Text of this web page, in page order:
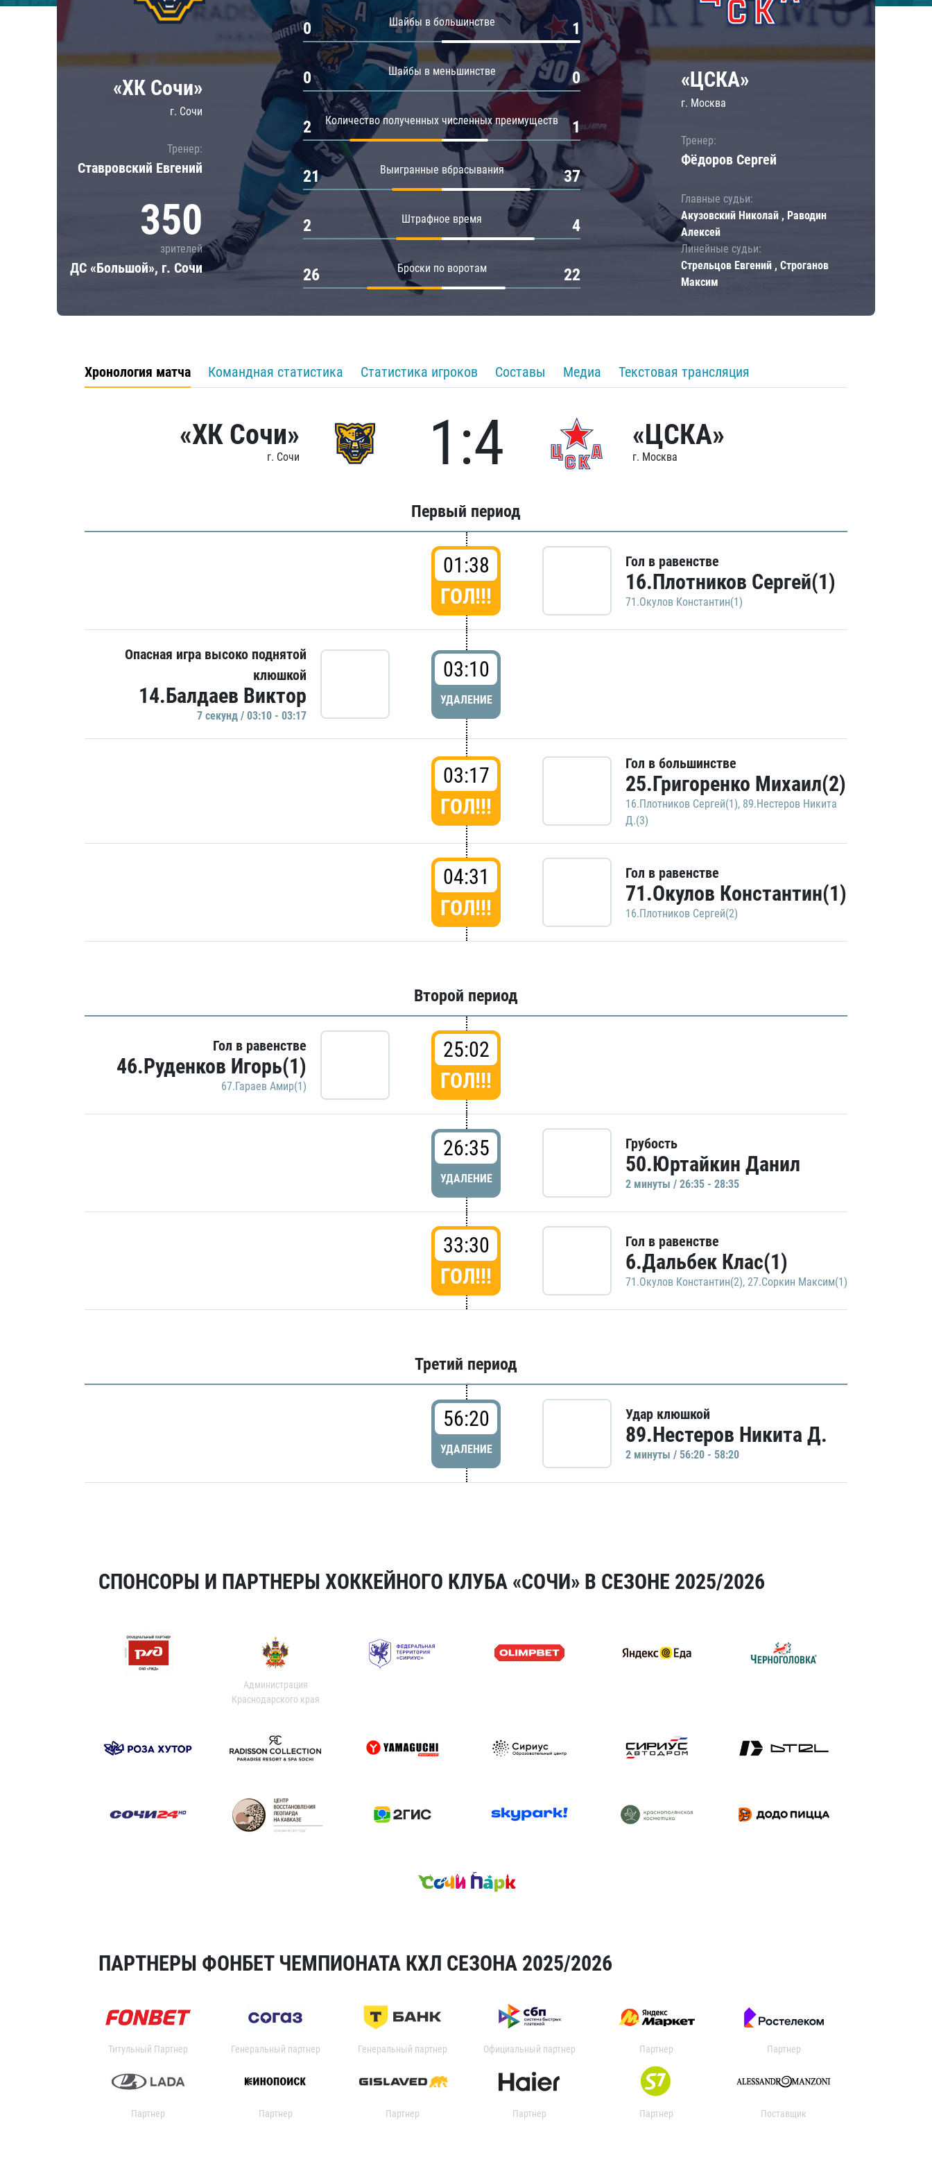
Локомотив
ЦСКА
Шанхайские Драконы
Амур
Барыс
Салават Юлаев
«ХК Сочи»
г. Сочи
Тренер:
Ставровский Евгений
350
зрителей
ДС «Большой», г. Сочи
Шайбы в большинстве
0 1
Шайбы в меньшинстве
0 0
Количество полученных численных преимуществ
2 1
Выигранные вбрасывания
21 37
Штрафное время
2 4
Броски по воротам
26 22
«ЦСКА»
г. Москва
Тренер:
Фёдоров Сергей
Главные судьи:
Акузовский Николай , Раводин
Алексей
Линейные судьи:
Стрельцов Евгений , Строганов
Максим
Хронология матча Командная статистика Статистика игроков Составы Медиа Текстовая трансляция
«ХК Сочи»
г. Сочи 1:4 «ЦСКА»
г. Москва
Первый период
01:38
ГОЛ!!!
Гол в равенстве
16.Плотников Сергей(1)
71.Окулов Константин(1)
Опасная игра высоко поднятой
клюшкой
14.Балдаев Виктор
7 секунд / 03:10 - 03:17
03:10
УДАЛЕНИЕ
03:17
ГОЛ!!!
Гол в большинстве
25.Григоренко Михаил(2)
16.Плотников Сергей(1), 89.Нестеров Никита
Д.(3)
04:31
ГОЛ!!!
Гол в равенстве
71.Окулов Константин(1)
16.Плотников Сергей(2)
Второй период
Гол в равенстве
46.Руденков Игорь(1)
67.Гараев Амир(1)
25:02
ГОЛ!!!
26:35
УДАЛЕНИЕ
Грубость
50.Юртайкин Данил
2 минуты / 26:35 - 28:35
33:30
ГОЛ!!!
Гол в равенстве
6.Дальбек Клас(1)
71.Окулов Константин(2), 27.Соркин Максим(1)
Третий период
56:20
УДАЛЕНИЕ
Удар клюшкой
89.Нестеров Никита Д.
2 минуты / 56:20 - 58:20
СПОНСОРЫ И ПАРТНЕРЫ ХОККЕЙНОГО КЛУБА «СОЧИ» В СЕЗОНЕ 2025/2026
Администрация
Краснодарского края
ПАРТНЕРЫ ФОНБЕТ ЧЕМПИОНАТА КХЛ СЕЗОНА 2025/2026
Титульный Партнер Генеральный партнер Генеральный партнер Официальный партнер Партнер Партнер
Партнер Партнер Партнер Партнер Партнер Поставщик